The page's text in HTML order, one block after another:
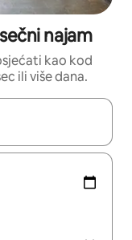
najam
kao kod
ili više dana.
ih pregledati